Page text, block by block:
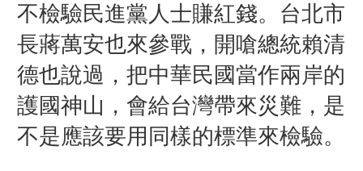
不檢驗民進黨人士賺紅錢。 台北市
長蔣萬安也來參戰，開嗆總統賴清
德也說過，把中華民國當作兩岸的
護國神山，會給台灣帶來災難，是
不是應該要用同樣的標準來檢驗。